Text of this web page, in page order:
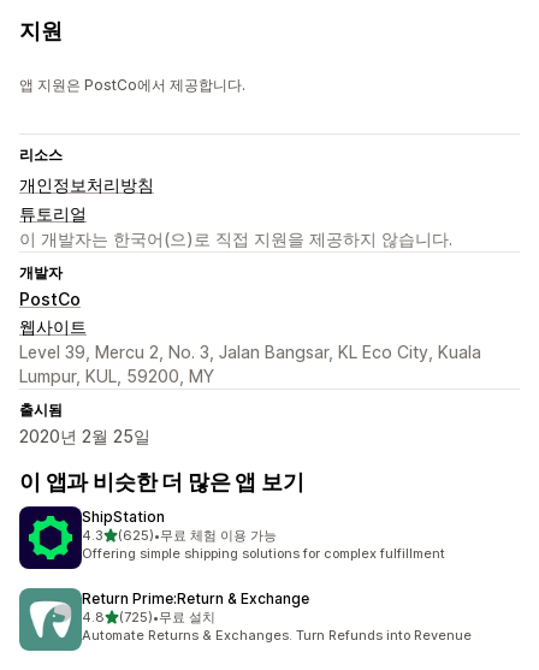
지원
앱 지원은 PostCo에서 제공합니다.
리소스
개인정보처리방침
튜토리얼
이 개발자는 한국어(으)로 직접 지원을 제공하지 않습니다.
개발자
PostCo
웹사이트
Level 39, Mercu 2, No. 3, Jalan Bangsar, KL Eco City, Kuala
Lumpur, KUL, 59200, MY
출시됨
2020년 2월 25일
이 앱과 비슷한 더 많은 앱 보기
ShipStation
4.3별 5개 중
(625)
총 리뷰 625개
•무료 체험 이용 가능
Offering simple shipping solutions for complex fulfillment
Return Prime:Return & Exchange
4.8별 5개 중
(725)
총 리뷰 725개
•무료 설치
Automate Returns & Exchanges. Turn Refunds into Revenue